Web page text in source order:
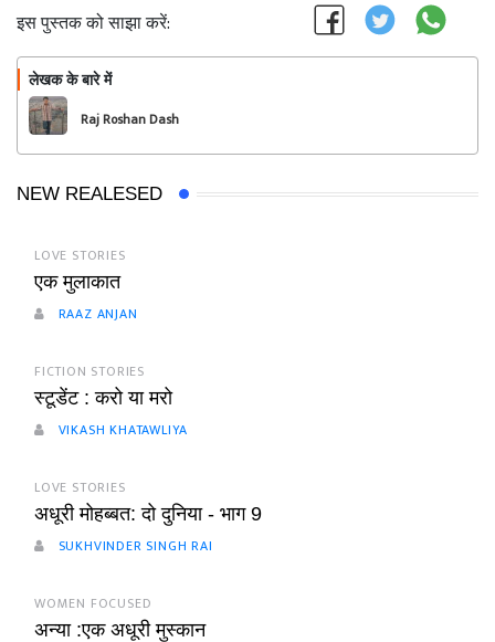
इस पुस्तक को साझा करें:
लेखक के बारे में
Raj Roshan Dash
NEW REALESED
LOVE STORIES
एक मुलाकात
RAAZ ANJAN
FICTION STORIES
स्टूडेंट : करो या मरो
VIKASH KHATAWLIYA
LOVE STORIES
अधूरी मोहब्बत: दो दुनिया - भाग 9
SUKHVINDER SINGH RAI
WOMEN FOCUSED
अन्या :एक अधूरी मुस्कान